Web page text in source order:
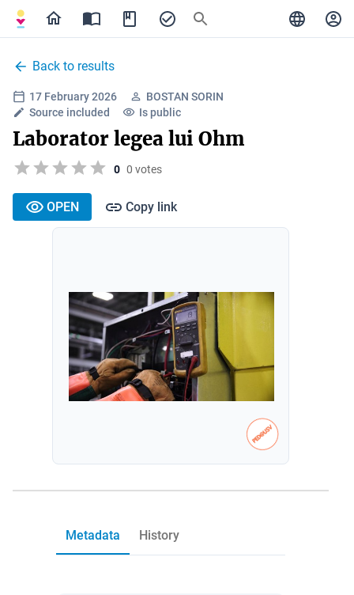
Back to results
17 February 2026
BOSTAN SORIN
Source included
Is public
Laborator legea lui Ohm
0 0 votes
OPEN Copy link
Metadata History